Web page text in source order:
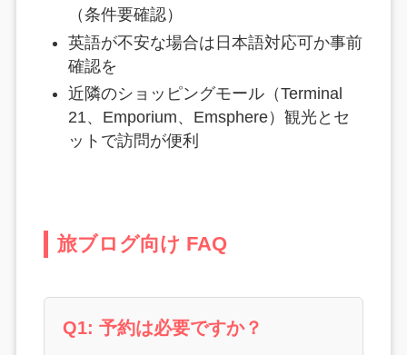
（条件要確認）
英語が不安な場合は日本語対応可か事前
確認を
近隣のショッピングモール（Terminal
21、Emporium、Emsphere）観光とセ
ットで訪問が便利
旅ブログ向け FAQ
Q1: 予約は必要ですか？